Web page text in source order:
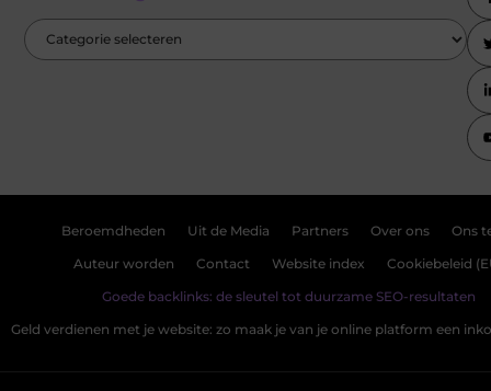
Beroemdheden Uit de Media Partners Over ons Ons
Auteur worden Contact Website index Cookiebeleid
Goede backlinks: de sleutel tot duurzame SEO-resultaten
Geld verdienen met je website: zo maak je van je online platform een